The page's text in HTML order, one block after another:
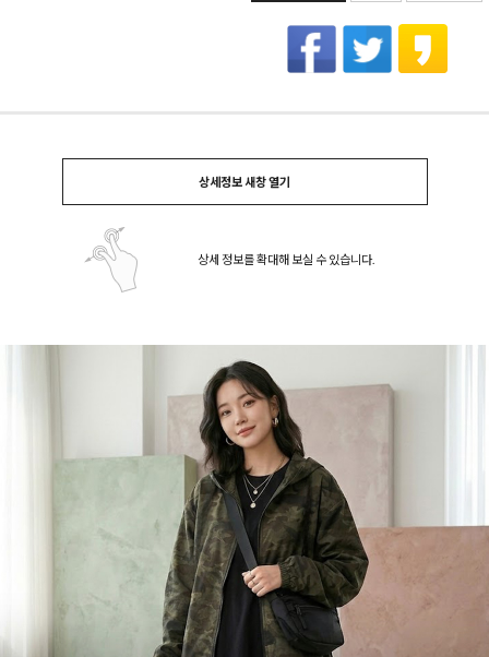
상세정보 새창 열기
상세 정보를 확대해 보실 수 있습니다.